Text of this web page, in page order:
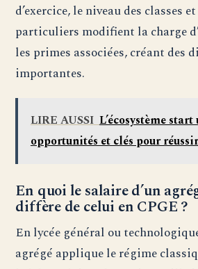
d’exercice, le niveau des classes
particuliers modifient la charge
les primes associées, créant des
importantes.
LIRE AUSSI L’écosystème
opportunités et clés pour réussir
En quoi le salaire d’un
diffère de celui en CPGE ?
En lycée général ou
agrégé applique le régime